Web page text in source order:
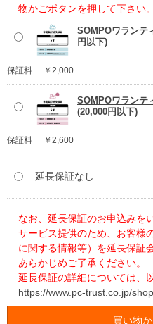
物かごボタンを押して下さい。
SOMPOワランテ
円以下)
保証料 ￥2,000
SOMPOワランテ
(20,000円以下)
保証料 ￥2,600
延長保証なし
なお、延長保証のお申込みを
サービス提供のため、お客様
に関する情報等）を延長保証
あらかじめご了承ください。
延長保証の詳細については、
https://www.pc-trust.co.jp/